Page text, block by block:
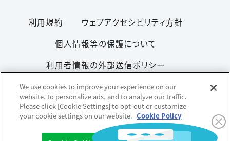
利用規約
ウェブアクセシビリティ方針
個人情報等の保護について
利用者情報の外部送信ポリシー
ソーシャルメディアポリシー
サイトマップ
Copyright© 1996-2026 Lion Corporation. All rights reserved.
We use cookies to improve your experience on our
website, to personalize ads, and to analyze our traffic.
Please click [Cookie Settings] to opt-out or customize
your cookie settings on our website. Cookie Policy